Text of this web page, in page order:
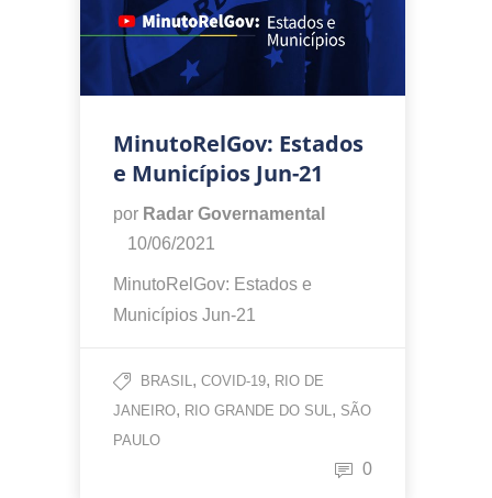
MinutoRelGov: Estados
e Municípios Jun-21
por Radar Governamental
10/06/2021
MinutoRelGov: Estados e
Municípios Jun-21
BRASIL, COVID-19, RIO DE
JANEIRO, RIO GRANDE DO SUL, SÃO
PAULO
0